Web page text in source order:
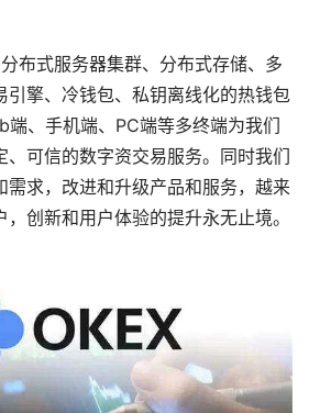
布式服务器集群、分布式存储、多
引擎、冷钱包、私钥离线化的热钱包
、手机端、PC端等多终端为我们
可信的数字资交易服务。同时我们
需求，改进和升级产品和服务，越来
创新和用户体验的提升永无止境。